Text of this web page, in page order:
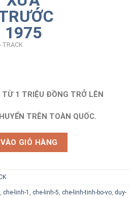
TRACK
1 TRIỆU ĐỒNG TRỞ LÊN
TRÊN TOÀN QUỐC.
GIỎ HÀNG
, che-linh-1 , che-linh-5, che-linh-tinh-bo-vo, duy-